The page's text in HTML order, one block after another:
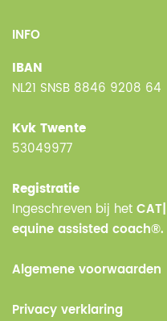
INFO
IBAN
NL21 SNSB 8846 9208 64
Kvk Twente
53049977
Registratie
Ingeschreven bij het
equine assisted coach®.
Algemene voorwaarden
Privacy verklaring